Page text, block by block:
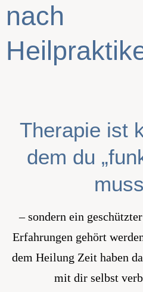
nach
Therapie ist
dem du
– sondern ein
Erfahrungen gehört
dem Heilung Zeit haben
mit dir selbst